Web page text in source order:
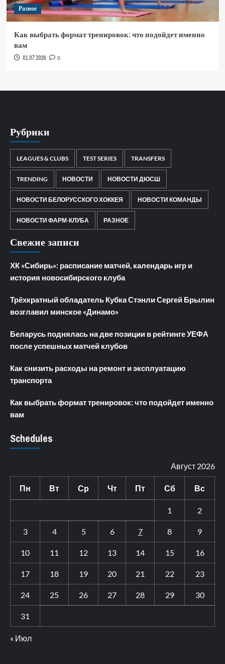
Разное
Как выбрать формат тренировок: что подойдет именно
вам
01.07.2026 0
Рубрики
LEAGUES & CLUBS TEST SERIES TRANSFERS
TRENDING НОВОСТИ НОВОСТИ ДЮСШ
НОВОСТИ БЕЛОРУССКОГО ХОККЕЯ НОВОСТИ КОМАНДЫ
НОВОСТИ ФАРМ-КЛУБА РАЗНОЕ
Свежие записи
ХК «Сибирь»: расписание матчей, календарь игр и
история новосибирского клуба
Трёхкратный обладатель Кубка Стэнли Сергей Брылин
возглавил минское «Динамо»
Беларусь поднялась на две позиции в рейтинге УЕФА
после успешных матчей клубов
Как снизить расходы на ремонт и эксплуатацию
транспорта
Как выбрать формат тренировок: что подойдет именно
вам
Schedules
Август 2026
Пн Вт Ср Чт Пт Сб Вс
1 2
3 4 5 6 7 8 9
10 11 12 13 14 15 16
17 18 19 20 21 22 23
24 25 26 27 28 29 30
31
« Июл